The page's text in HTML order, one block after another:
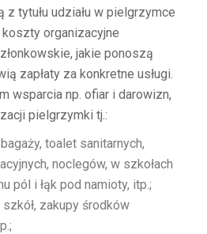
z tytułu udziału w pielgrzymce
organizacyjne
jakie ponoszą
zapłaty za konkretne usługi.
wsparcia np. ofiar i darowizn,
pielgrzymki tj.:
toalet sanitarnych,
noclegów, w szkołach
pól i łąk pod namioty, itp.;
zakupy środków